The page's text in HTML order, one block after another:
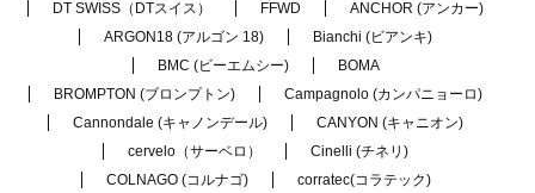
DT SWISS（DTスイス）
FFWD
ANCHOR (アンカー)
ARGON18 (アルゴン 18)
Bianchi (ビアンキ)
BMC (ビーエムシー)
BOMA
BROMPTON (ブロンプトン)
Campagnolo (カンパニョーロ)
Cannondale (キャノンデール)
CANYON (キャニオン)
cervelo（サーベロ）
Cinelli (チネリ)
COLNAGO (コルナゴ)
corratec(コラテック)